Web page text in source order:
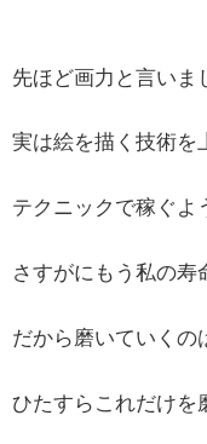
先ほど画力と言いま
実は絵を描く技術を
テクニックで稼ぐよ
さすがにもう私の寿
だから磨いていくの
ひたすらこれだけを